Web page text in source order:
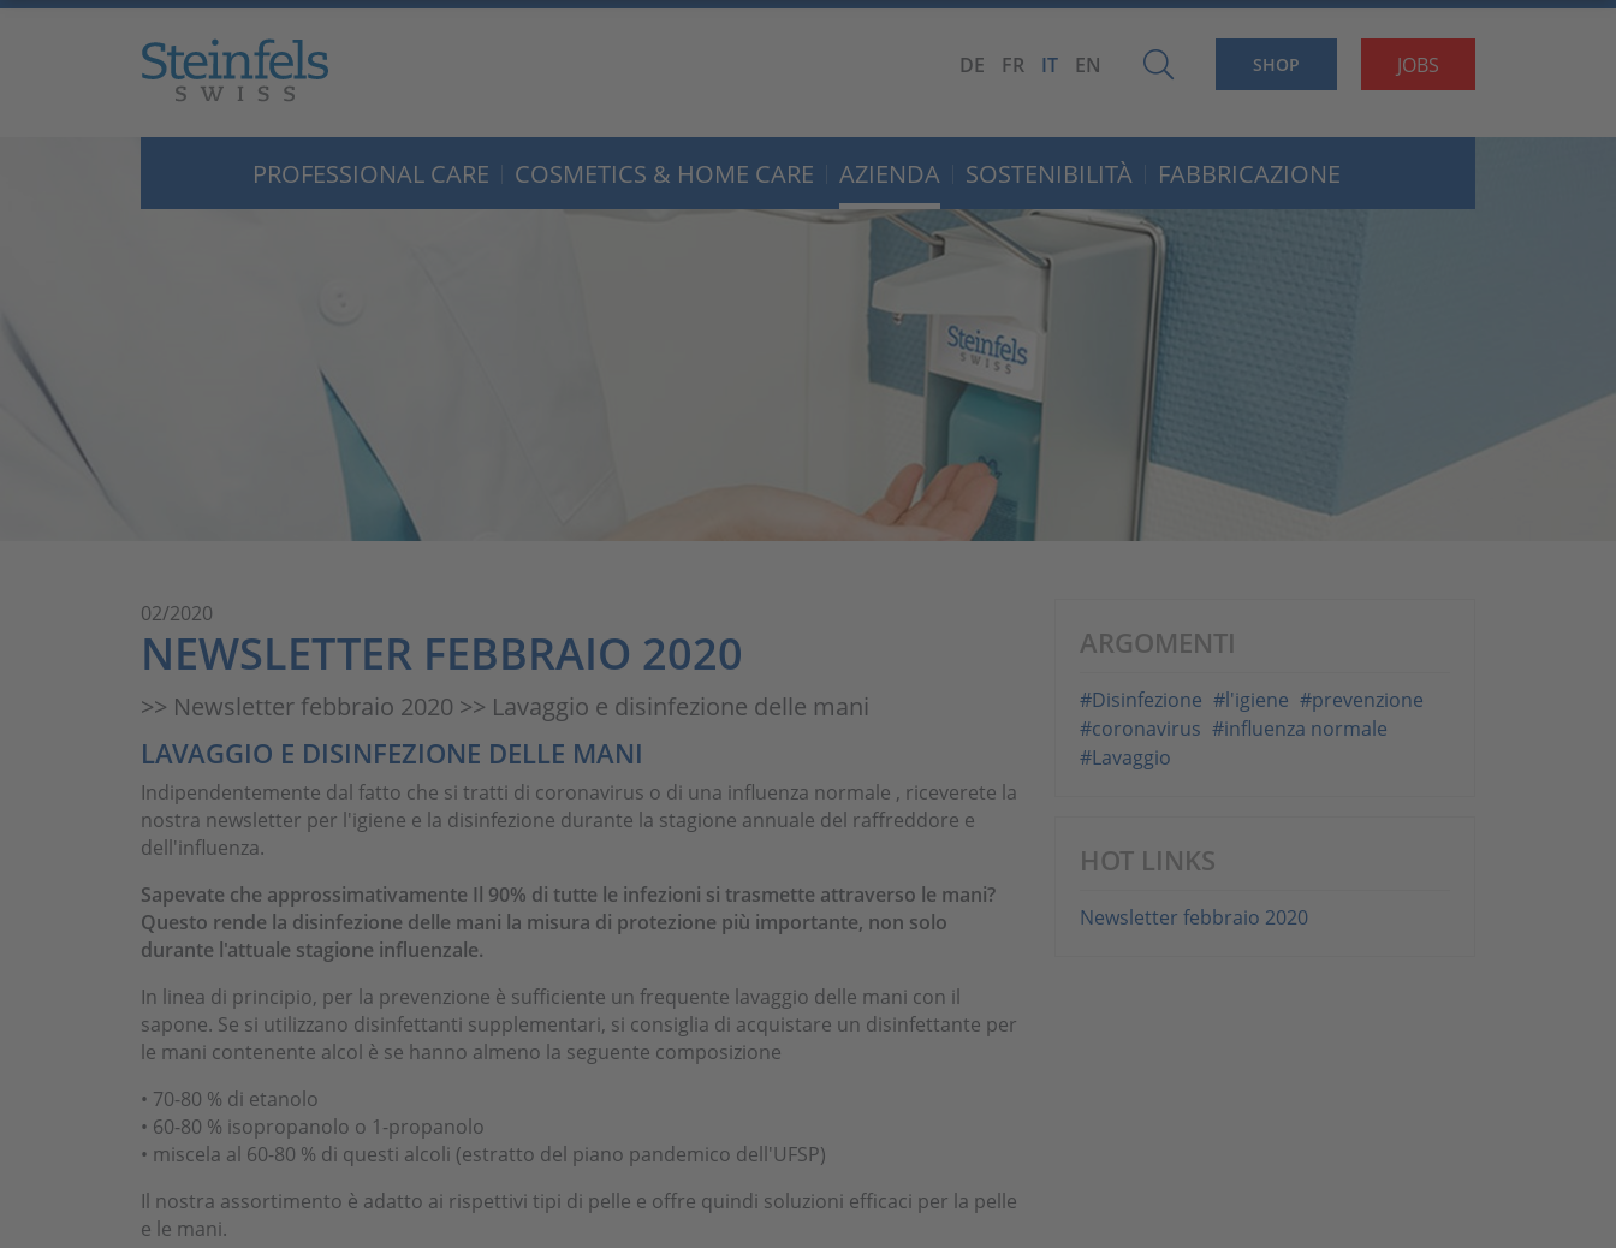
JOBS
SHOP
DE FR IT EN
PROFESSIONAL CARE COSMETICS & HOME CARE AZIENDA SOSTENIBILITÀ FABBRICAZIONE
02/2020
NEWSLETTER FEBBRAIO 2020
>> Newsletter febbraio 2020 >> Lavaggio e disinfezione delle mani
LAVAGGIO E DISINFEZIONE DELLE MANI
Indipendentemente dal fatto che si tratti di coronavirus o di una influenza normale , riceverete la
nostra newsletter per l'igiene e la disinfezione durante la stagione annuale del raffreddore e
dell'influenza.
Sapevate che approssimativamente Il 90% di tutte le infezioni si trasmette attraverso le mani?
Questo rende la disinfezione delle mani la misura di protezione più importante, non solo
durante l'attuale stagione influenzale.
In linea di principio, per la prevenzione è sufficiente un frequente lavaggio delle mani con il
sapone. Se si utilizzano disinfettanti supplementari, si consiglia di acquistare un disinfettante per
le mani contenente alcol è se hanno almeno la seguente composizione
• 70-80 % di etanolo
• 60-80 % isopropanolo o 1-propanolo
• miscela al 60-80 % di questi alcoli (estratto del piano pandemico dell'UFSP)
Il nostra assortimento è adatto ai rispettivi tipi di pelle e offre quindi soluzioni efficaci per la pelle
e le mani.
ARGOMENTI
#Disinfezione #l'igiene #prevenzione
#coronavirus #influenza normale
#Lavaggio
HOT LINKS
Newsletter febbraio 2020